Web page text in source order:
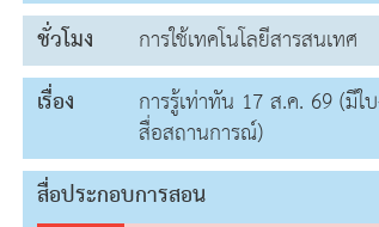
ชั่วโมง
การใช้เทคโนโลยีสารสนเทศ
เรื่อง
การรู้เท่าทัน 17 ส.ค. 69 (มีใ
สื่อสถานการณ์)
สื่อประกอบการสอน